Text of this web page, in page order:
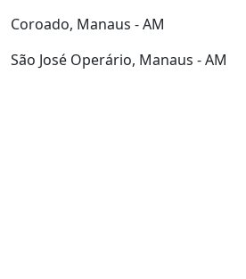
Coroado, Manaus - AM
São José Operário, Manaus - AM